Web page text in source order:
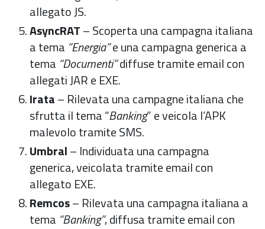
allegato JS.
AsyncRAT– Scoperta una campagna italiana
a tema “Energia”e una campagna generica a
tema “Documenti”diffuse tramite email con
allegati JAR e EXE.
Irata– Rilevata una campagne italiana che
sfrutta il tema “Banking” e veicola l’APK
malevolo tramite SMS.
Umbral– Individuata una campagna
generica, veicolata tramite email con
allegato EXE.
Remcos– Rilevata una campagna italiana a
tema “Banking”, diffusa tramite email con